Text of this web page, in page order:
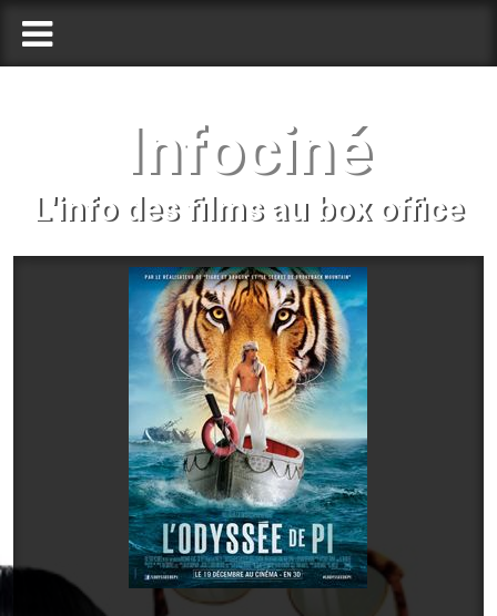
Infociné
L'info des films au box office